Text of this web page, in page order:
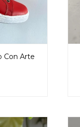
Con Arte